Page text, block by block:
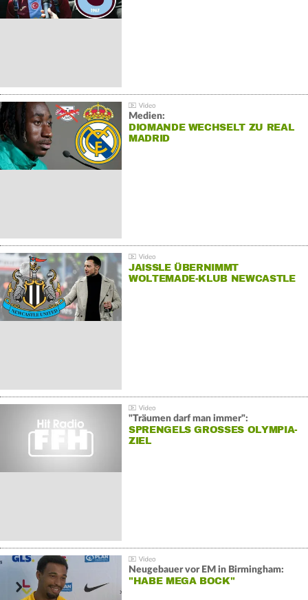
Medien:
DIOMANDE WECHSELT ZU REAL
MADRID
JAISSLE ÜBERNIMMT
WOLTEMADE-KLUB NEWCASTLE
"Träumen darf man immer":
SPRENGELS GROSSES OLYMPIA-Z
IEL
Neugebauer vor EM in Birmingham:
"HABE MEGA BOCK"